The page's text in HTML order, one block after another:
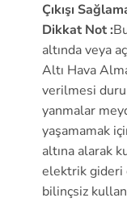
Çıkışı
Dikkat Not :
altında veya
Altı Hava
verilmesi
yanmalar
yaşamamak
altına alarak
elektrik gideri
bilinçsiz